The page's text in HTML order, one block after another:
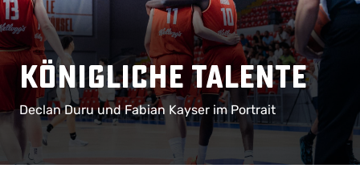
Königliche Talente
Declan Duru und Fabian Kayser im Portrait